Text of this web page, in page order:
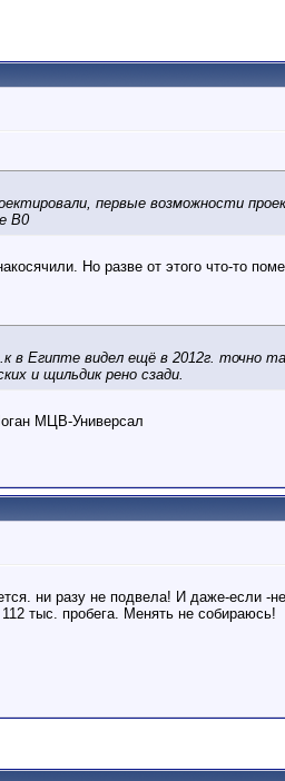
первые возможности
В0
Но разве от этого что-то
в Египте видел ещё в 2012г. точно
и щильдик рено сзади.
МЦВ-Универсал
ни разу не подвела! И даже-если -
тыс. пробега. Менять не собираюсь!